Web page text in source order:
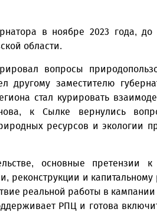
в ноябре 2023 года, до
области.
вопросы
другому заместителю
стал курировать
к Сылке вернулись
ресурсов и экологии
основные претензии
реконструкции и
реальной работы в
РПЦ и готова